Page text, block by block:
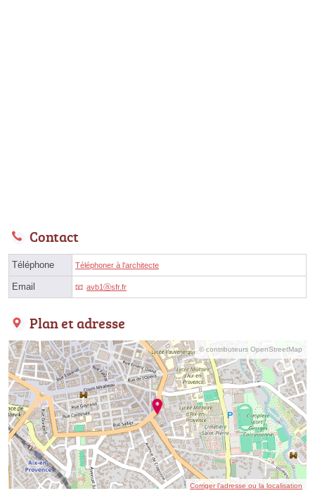
Contact
Téléphone Téléphoner à l'architecte
Email avb1ⓐsfr.fr
Plan et adresse
© contributeurs OpenStreetMap
Corriger l’adresse ou la localisation